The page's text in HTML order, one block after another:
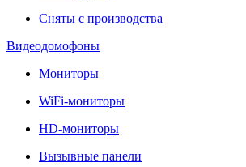
Сняты с производства
Видеодомофоны
Мониторы
WiFi-мониторы
HD-мониторы
Вызывные панели